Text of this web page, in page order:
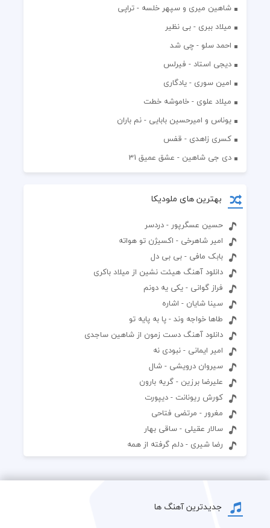
شاهین میری و سپهر خلسه - تراپی
میلاد ببری - بی نظیر
احمد سلو - چی شد
دیجی استاد - فیرلس
امین سوری - یادگاری
میلاد علوی - خاموشه خطت
یوناس و امیرحسین بابایی - نم باران
کسری زاهدی - قفس
دی جی شاهین - عشق عمیق 31
بهترین های ملودیکا
حسین عسگرپور - دردسر
امیر شاهرخی - اکسیژن تو هواته
بابک مافی - بی بی دل
دانلود آهنگ هیئت نشین از میلاد باکری
فراز گوانی - یکی یه دونم
سینا شایان - اشاره
طاها خواجه وند - پا به پایه تو
دانلود آهنگ دست زمون از شاهین ساجدی
امیر ایمانی - نبودی نه
سیروان درویشی - شال
علیرضا برزین - گریه بارون
کورش ریونانت - دیپورت
مغرور - مرتضی فتاحی
سالار عقیلی - ساقی بهار
رضا شیری - دلم گرفته از همه
جدیدترین آهنگ ها